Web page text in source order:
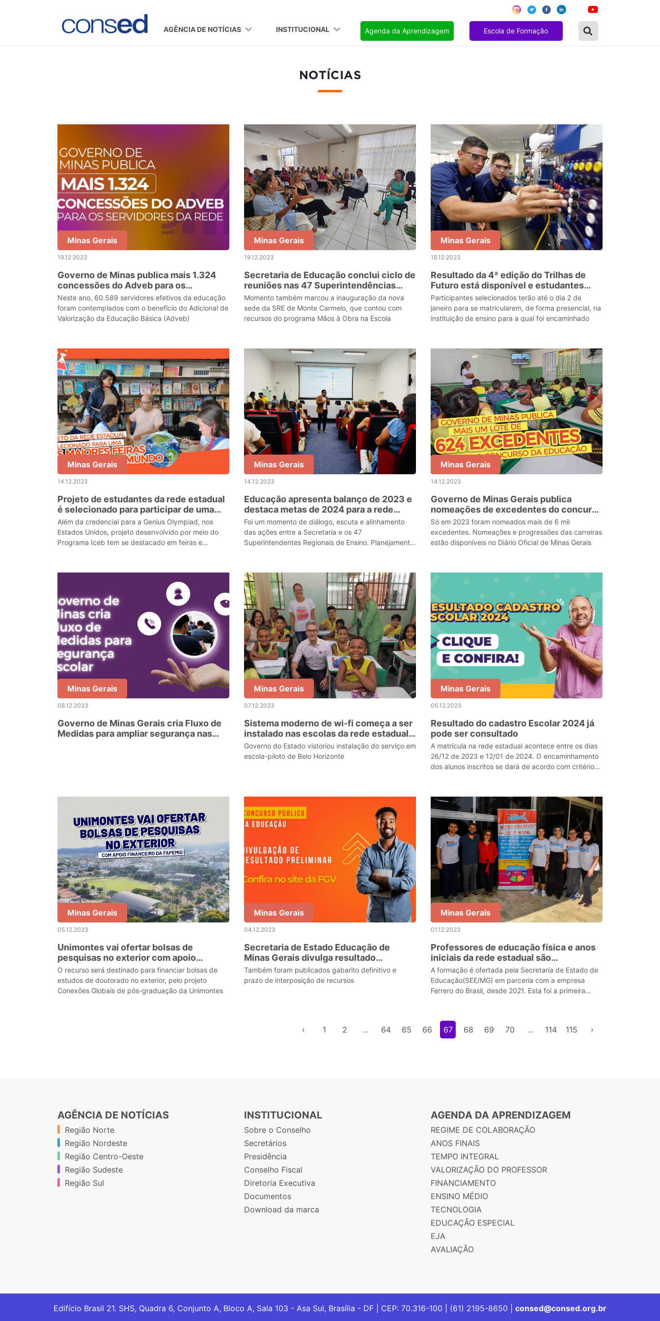
AGÊNCIA DE NOTÍCIAS INSTITUCIONAL Agenda da Aprendizagem Escola de Formação
NOTÍCIAS
Minas Gerais
19.12.2023
Governo de Minas publica mais 1.324
concessões do Adveb para os
servidores da rede
Neste ano, 60.589 servidores efetivos da educação
foram contemplados com o benefício do Adicional de
Valorização da Educação Básica (Adveb)
Minas Gerais
19.12.2023
Secretaria de Educação conclui ciclo de
reuniões nas 47 Superintendências
Regionais de Ensino para alinhamento
das diretrizes educacionais
Momento também marcou a inauguração da nova
sede da SRE de Monte Carmelo, que contou com
recursos do programa Mãos à Obra na Escola
Minas Gerais
18.12.2023
Resultado da 4ª edição do Trilhas de
Futuro está disponível e estudantes
selecionados já podem se matricular
Participantes selecionados terão até o dia 2 de
janeiro para se matricularem, de forma presencial, na
instituição de ensino para a qual foi encaminhado
Minas Gerais
14.12.2023
Projeto de estudantes da rede estadual
é selecionado para participar de uma
das maiores feiras científicas do mundo
Além da credencial para a Genius Olympiad, nos
Estados Unidos, projeto desenvolvido por meio do
Programa Iceb tem se destacado em feiras e
Minas Gerais
14.12.2023
Educação apresenta balanço de 2023 e
destaca metas de 2024 para a rede
estadual
Foi um momento de diálogo, escuta e alinhamento
das ações entre a Secretaria e os 47
Superintendentes Regionais de Ensino. Planejamento
Minas Gerais
14.12.2023
Governo de Minas Gerais publica
nomeações de excedentes do concurso
da Educação
Só em 2023 foram nomeados mais de 6 mil
excedentes. Nomeações e progressões das carreiras
estão disponíveis no Diário Oficial de Minas Gerais
Minas Gerais
08.12.2023
Governo de Minas Gerais cria Fluxo de
Medidas para ampliar segurança nas
Minas Gerais
07.12.2023
Sistema moderno de wi-fi começa a ser
instalado nas escolas da rede estadual
de Minas Gerais
Governo do Estado vistoriou instalação do serviço em
escola-piloto de Belo Horizonte
Minas Gerais
05.12.2023
Resultado do cadastro Escolar 2024 já
pode ser consultado
A matrícula na rede estadual acontece entre os dias
26/12 de 2023 e 12/01 de 2024. O encaminhamento
dos alunos inscritos se dará de acordo com critérios
Minas Gerais
05.12.2023
Unimontes vai ofertar bolsas de
pesquisas no exterior com apoio
financeiro da Fapemig
O recurso será destinado para financiar bolsas de
estudos de doutorado no exterior, pelo projeto
Conexões Globais de pós-graduação da Unimontes
Minas Gerais
04.12.2023
Secretaria de Estado Educação de
Minas Gerais divulga resultado
preliminar do Concurso
Também foram publicados gabarito definitivo e
prazo de interposição de recursos
Minas Gerais
01.12.2023
Professores de educação física e anos
iniciais da rede estadual são
capacitados pelo programa Joy of
Moving
A formação é ofertada pela Secretaria de Estado de
Educação(SEE/MG) em parceria com a empresa
Ferrero do Brasil, desde 2021. Esta foi a primeira
‹ 1 2 ... 64 65 66 67 68 69 70 ... 114 115 ›
AGÊNCIA DE NOTÍCIAS
Região Norte
Região Nordeste
Região Centro-Oeste
Região Sudeste
Região Sul
INSTITUCIONAL
Sobre o Conselho
Secretários
Presidência
Conselho Fiscal
Diretoria Executiva
Documentos
Download da marca
AGENDA DA APRENDIZAGEM
REGIME DE COLABORAÇÃO
ANOS FINAIS
TEMPO INTEGRAL
VALORIZAÇÃO DO PROFESSOR
FINANCIAMENTO
ENSINO MÉDIO
TECNOLOGIA
EDUCAÇÃO ESPECIAL
EJA
AVALIAÇÃO
Edifício Brasil 21. SHS, Quadra 6, Conjunto A, Bloco A, Sala 103 - Asa Sul, Brasília - DF | CEP: 70.316-100 | (61) 2195-8650 | consed@consed.org.br